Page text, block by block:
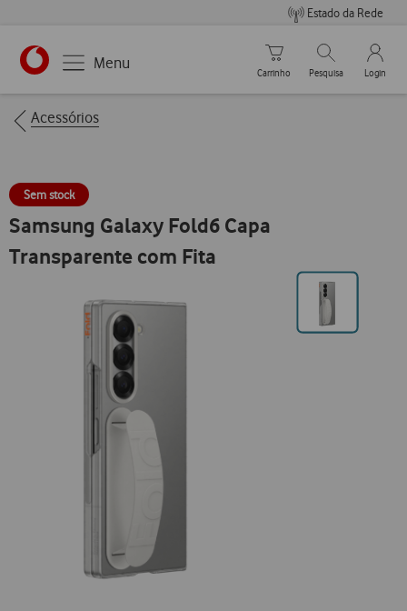
Estado da Rede
https://www.vodafone.pt
Menu
Carrinho de compras
Carrinho
Pesquisar
Pesquisa
My
Login
Breadcrumbs
Acessórios
Sem stock
Samsung Galaxy Fold6 Capa
Transparente com Fita
Ir
para